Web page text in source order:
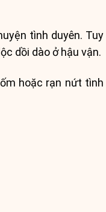
tình duyên. Tuy
dồi dào ở hậu vận.
hoặc rạn nứt tình